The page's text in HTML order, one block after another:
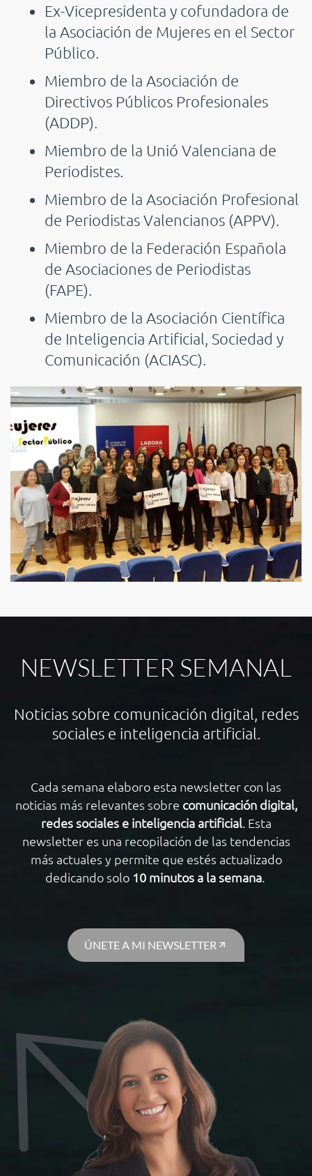
Ex-Vicepresidenta y cofundadora de
la Asociación de Mujeres en el Sector
Público.
Miembro de la Asociación de
Directivos Públicos Profesionales
(ADDP).
Miembro de la Unió Valenciana de
Periodistes.
Miembro de la Asociación Profesional
de Periodistas Valencianos (APPV).
Miembro de la Federación Española
de Asociaciones de Periodistas
(FAPE).
Miembro de la Asociación Científica
de Inteligencia Artificial, Sociedad y
Comunicación (ACIASC).
NEWSLETTER SEMANAL
Noticias sobre comunicación digital, redes
sociales e inteligencia artificial.
Cada semana elaboro esta newsletter con las
noticias más relevantes sobre comunicación digital,
redes sociales e inteligencia artificial. Esta
newsletter es una recopilación de las tendencias
más actuales y permite que estés actualizado
dedicando solo 10 minutos a la semana.
ÚNETE A MI NEWSLETTER